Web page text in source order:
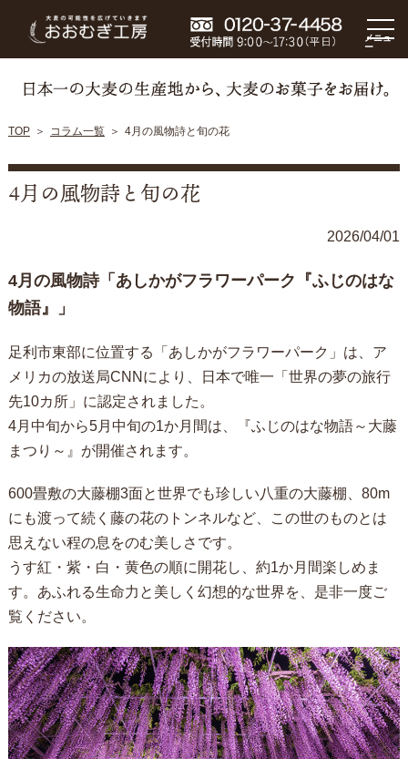
メニュ
ー
TOP コラム一覧 4月の風物詩と旬の花
4月の風物詩と旬の花
2026/04/01
4月の風物詩「あしかがフラワーパーク『ふじのはな
物語』」
足利市東部に位置する「あしかがフラワーパーク」は、ア
メリカの放送局CNNにより、日本で唯一「世界の夢の旅行
先10カ所」に認定されました。
4月中旬から5月中旬の1か月間は、『ふじのはな物語～大藤
まつり～』が開催されます。
600畳敷の大藤棚3面と世界でも珍しい八重の大藤棚、80m
にも渡って続く藤の花のトンネルなど、この世のものとは
思えない程の息をのむ美しさです。
うす紅・紫・白・黄色の順に開花し、約1か月間楽しめま
す。あふれる生命力と美しく幻想的な世界を、是非一度ご
覧ください。